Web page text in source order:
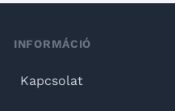
INFORMÁCIÓ
Kapcsolat